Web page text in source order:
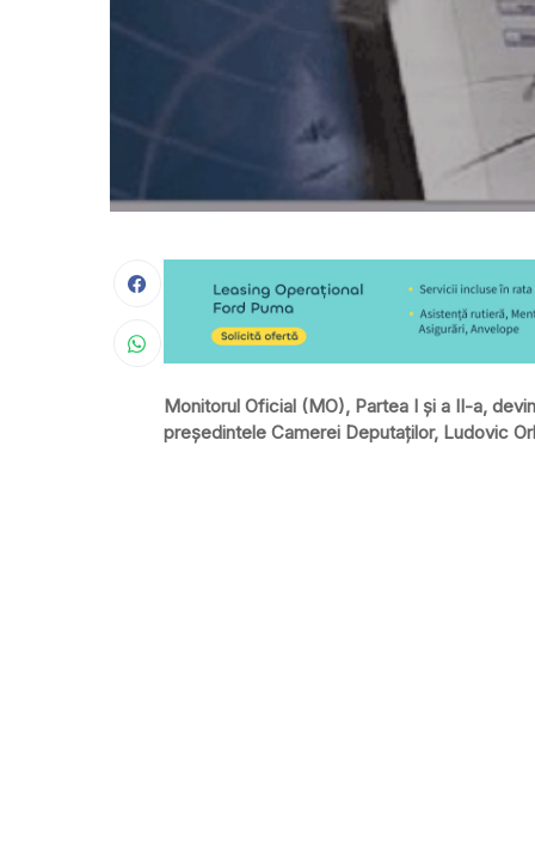
Monitorul Oficial (MO), Partea I şi a II-a,
preşedintele Camerei Deputaţilor, Ludovic